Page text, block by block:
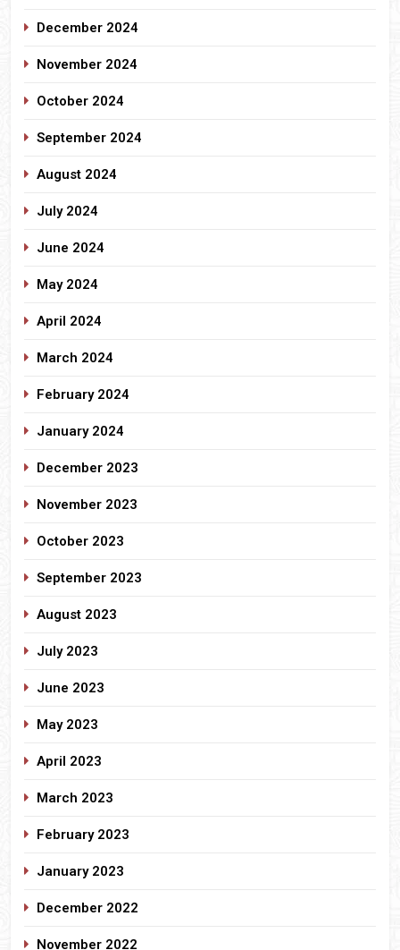
December 2024
November 2024
October 2024
September 2024
August 2024
July 2024
June 2024
May 2024
April 2024
March 2024
February 2024
January 2024
December 2023
November 2023
October 2023
September 2023
August 2023
July 2023
June 2023
May 2023
April 2023
March 2023
February 2023
January 2023
December 2022
November 2022